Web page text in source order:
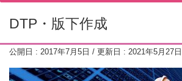
DTP・版下作成
公開日 : 2017年7月5日 / 更新日 : 2021年5月27日